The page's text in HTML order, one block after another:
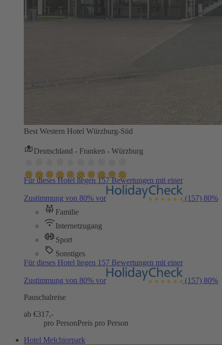
Best Western Hotel Würzburg-Süd
Deutschland - Franken - Würzburg
Für dieses Hotel liegen 157 Bewertungen mit einer
Zustimmung von 80% vor (157) 80%
Familie
Internetzugang
Sport
Sonstiges
Für dieses Hotel liegen 157 Bewertungen mit einer
Zustimmung von 80% vor (157) 80%
Pauschalreise
ab €317,-
pro PersonPreis pro Person
Hotel Melchiorpark